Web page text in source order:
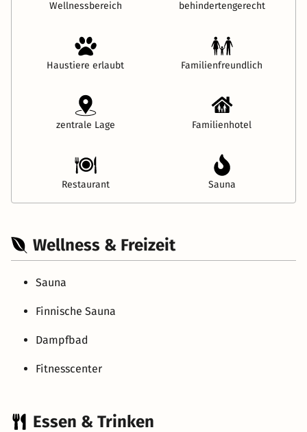
Wellnessbereich behindertengerecht
Haustiere erlaubt Familienfreundlich
zentrale Lage Familienhotel
Restaurant Sauna
Wellness & Freizeit
Sauna
Finnische Sauna
Dampfbad
Fitnesscenter
Essen & Trinken